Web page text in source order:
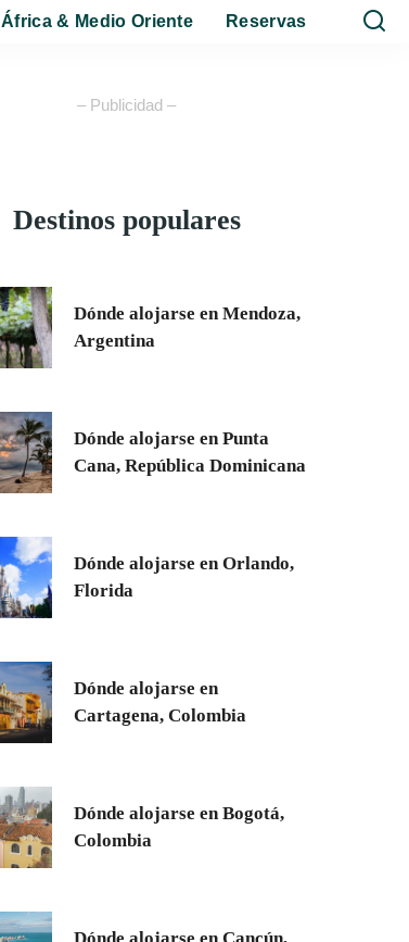
África & Medio Oriente Reservas
– Publicidad –
Destinos populares
Dónde alojarse en Mendoza,
Argentina
Dónde alojarse en Punta
Cana, República Dominicana
Dónde alojarse en Orlando,
Florida
Dónde alojarse en
Cartagena, Colombia
Dónde alojarse en Bogotá,
Colombia